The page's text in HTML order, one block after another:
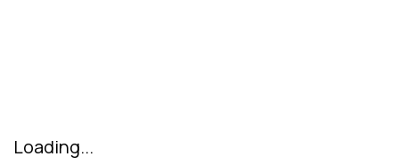
Loading...